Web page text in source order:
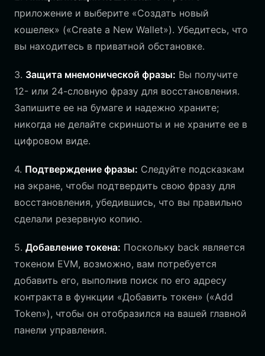
приложение и выберите «Создать новый
кошелек» («Create a New Wallet»). Убедитесь, что
вы находитесь в приватной обстановке.
3. Защита мнемонической фразы: Вы получите
12- или 24-словную фразу для восстановления.
Запишите ее на бумаге и надежно храните;
никогда не делайте скриншоты и не храните ее в
цифровом виде.
4. Подтверждение фразы: Следуйте подсказкам
на экране, чтобы подтвердить свою фразу для
восстановления, убедившись, что вы правильно
сделали резервную копию.
5. Добавление токена: Поскольку back является
токеном EVM, возможно, вам потребуется
добавить его, выполнив поиск по его адресу
контракта в функции «Добавить токен» («Add
Token»), чтобы он отобразился на вашей главной
панели управления.